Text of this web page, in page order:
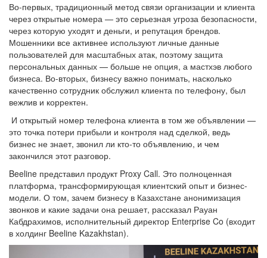
Во-первых, традиционный метод связи организации и клиента
через открытые номера — это серьезная угроза безопасности,
через которую уходят и деньги, и репутация брендов.
Мошенники все активнее используют личные данные
пользователей для масштабных атак, поэтому защита
персональных данных — больше не опция, а мастхэв любого
бизнеса. Во-вторых, бизнесу важно понимать, насколько
качественно сотрудник обслужил клиента по телефону, был
вежлив и корректен.
И открытый номер телефона клиента в том же объявлении —
это точка потери прибыли и контроля над сделкой, ведь
бизнес не знает, звонил ли кто-то объявлению, и чем
закончился этот разговор.
Beeline представил продукт Proxy Call. Это полноценная
платформа, трансформирующая клиентский опыт и бизнес-
модели. О том, зачем бизнесу в Казахстане анонимизация
звонков и какие задачи она решает, рассказал Рауан
Кабдрахимов, исполнительный директор Enterprise Co (входит
в холдинг Beeline Kazakhstan).